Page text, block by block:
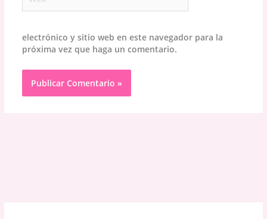
electrónico y sitio web en este navegador para la
próxima vez que haga un comentario.